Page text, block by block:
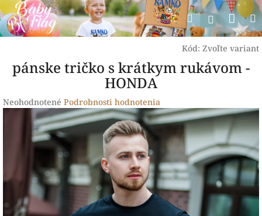
Prejsť
na
obsah
Hľadať
Kód: Zvoľte variant
pánske tričko s krátkym rukávom -
HONDA
Priemerné
hodnotenie
produktu
hviezdičiek.
Neohodnotené Podrobnosti hodnotenia